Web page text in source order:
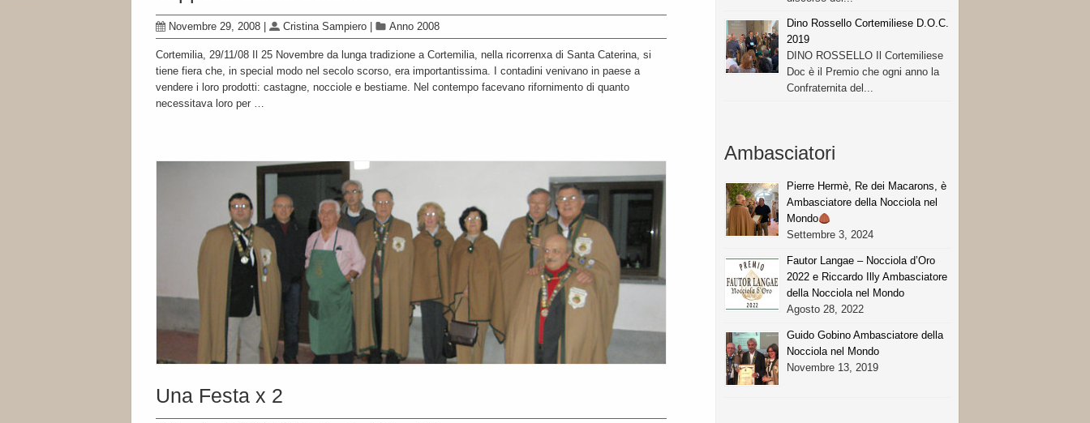
Novembre 29, 2008 Cristina Sampiero Anno 2008
Cortemilia, 29/11/08 Il 25 Novembre da lunga tradizione a Cortemilia, nella ricorrenxa di Santa Caterina, si
tiene fiera che, in special modo nel secolo scorso, era importantissima. I contadini venivano in paese a
vendere i loro prodotti: castagne, nocciole e bestiame. Nel contempo facevano rifornimento di quanto
necessitava loro per …
Una Festa x 2
Dino Rossello Cortemiliese D.O.C.
2019
DINO ROSSELLO Il Cortemiliese
Doc è il Premio che ogni anno la
Confraternita del...
Ambasciatori
Pierre Hermè, Re dei Macarons, è
Ambasciatore della Nocciola nel
Mondo
Settembre 3, 2024
Fautor Langae – Nocciola d’Oro
2022 e Riccardo Illy Ambasciatore
della Nocciola nel Mondo
Agosto 28, 2022
Guido Gobino Ambasciatore della
Nocciola nel Mondo
Novembre 13, 2019